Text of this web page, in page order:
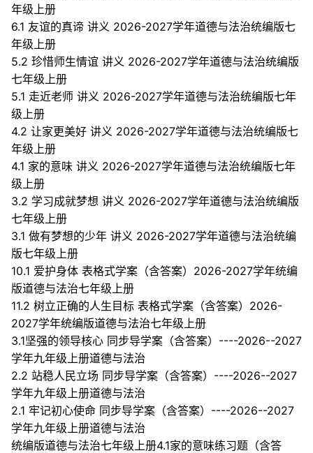
年级上册
6.1 友谊的真谛 讲义 2026-2027学年道德与法治统编版七
年级上册
5.2 珍惜师生情谊 讲义 2026-2027学年道德与法治统编版
七年级上册
5.1 走近老师 讲义 2026-2027学年道德与法治统编版七年
级上册
4.2 让家更美好 讲义 2026-2027学年道德与法治统编版七
年级上册
4.1 家的意味 讲义 2026-2027学年道德与法治统编版七年
级上册
3.2 学习成就梦想 讲义 2026-2027学年道德与法治统编版
七年级上册
3.1 做有梦想的少年 讲义 2026-2027学年道德与法治统编
版七年级上册
10.1 爱护身体 表格式学案（含答案）2026-2027学年统编
版道德与法治七年级上册
11.2 树立正确的人生目标 表格式学案（含答案）2026-
2027学年统编版道德与法治七年级上册
3.1坚强的领导核心 同步导学案（含答案）----2026--2027
学年九年级上册道德与法治
2.2 站稳人民立场 同步导学案（含答案）----2026--2027
学年九年级上册道德与法治
2.1 牢记初心使命 同步导学案（含答案）----2026--2027
学年九年级上册道德与法治
统编版道德与法治七年级上册4.1家的意味练习题（含答